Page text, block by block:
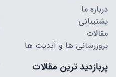
درباره ما
پشتیبانی
مقالات
بروزرسانی ها و آپدیت ها
پربازدید ترین مقالات